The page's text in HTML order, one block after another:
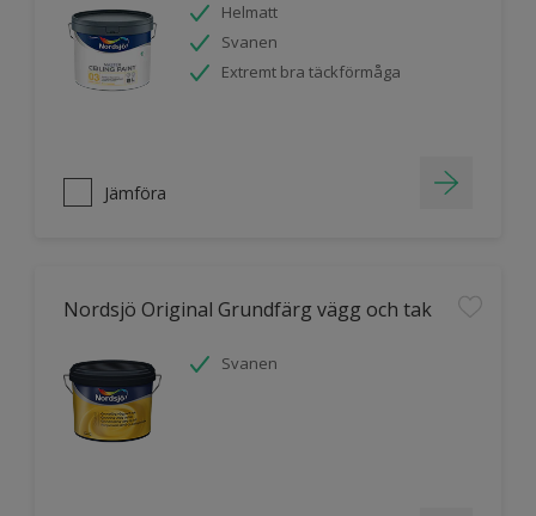
Helmatt
Svanen
Extremt bra täckförmåga
Jämföra
Nordsjö Original Grundfärg vägg och tak
Svanen